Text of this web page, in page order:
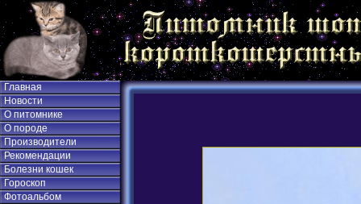
Главная
Новости
О питомнике
О породе
Производители
Рекомендации
Болезни кошек
Гороскоп
Фотоальбом